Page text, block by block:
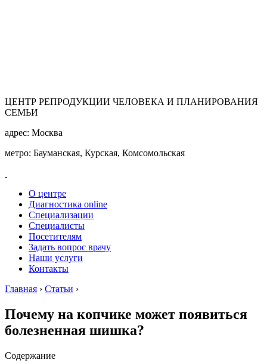
ЦЕНТР РЕПРОДУКЦИИ ЧЕЛОВЕКА И ПЛАНИРОВАНИЯ
СЕМЬИ
адрес: Москва
метро: Бауманская, Курская, Комсомольская
О центре
Диагностика online
Специализации
Специалисты
Посетителям
Задать вопрос врачу
Наши услуги
Контакты
Главная › Статьи ›
Почему на копчике может появиться
болезненная шишка?
Содержание